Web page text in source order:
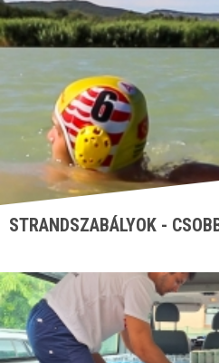
STRANDSZABÁLYOK -